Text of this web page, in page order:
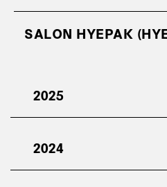
SALON HYEPAK
2025
2024